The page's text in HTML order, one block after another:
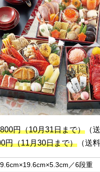
円（10月31日まで） （
円（11月30日まで） （送
／6段重